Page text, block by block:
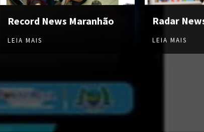
Record News Maranhão
LEIA MAIS
Radar
LEIA MAIS